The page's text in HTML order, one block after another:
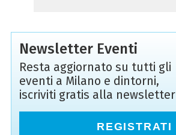
Newsletter Eventi
Resta aggiornato su tutti gli
eventi a Milano e dintorni,
iscriviti gratis alla newsletter
REGISTRATI